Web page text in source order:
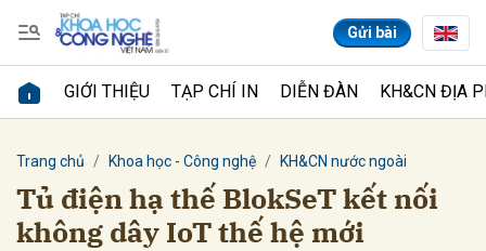
Gửi bài
GIỚI THIỆU TẠP CHÍ IN DIỄN ĐÀN KH&CN ĐỊA
Trang chủ Khoa học - Công nghệ KH&CN nước ngoài
Tủ điện hạ thế BlokSeT kết nối
không dây IoT thế hệ mới
Gửi bình luận